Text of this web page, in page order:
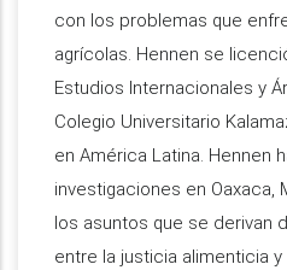
con los problemas que
agrícolas. Hennen se
Estudios Internacionales y
Colegio Universitario
en América Latina. Hennen
investigaciones en Oaxaca,
los asuntos que se derivan
entre la justicia alimenticia